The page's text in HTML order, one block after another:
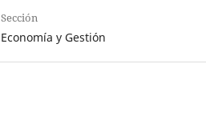
Sección
Economía y Gestión